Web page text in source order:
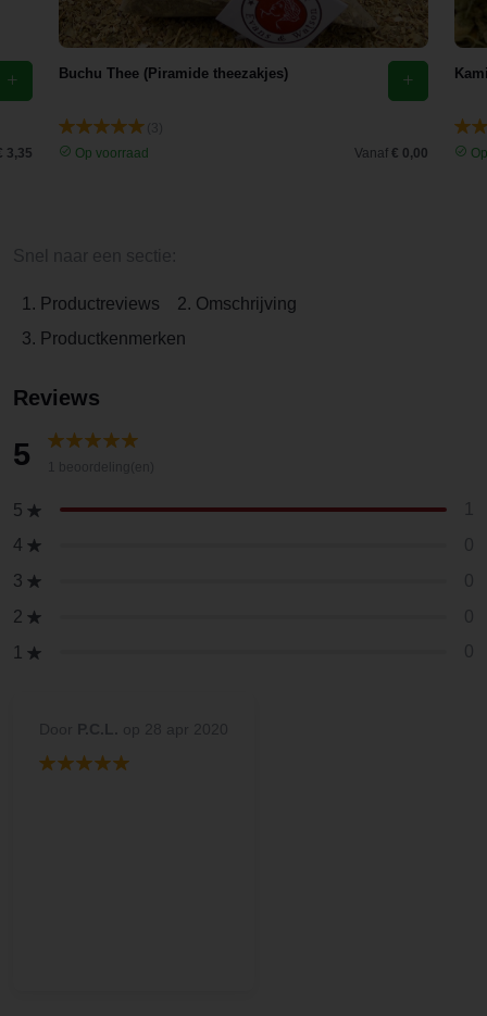
3,35
Buchu Thee (Piramide theezakjes)
Op voorraad
Vanaf € 0,00
1. Productreviews
2. Omschrijving
3. Productkenmerken
Reviews
5
5
4
3
2
1